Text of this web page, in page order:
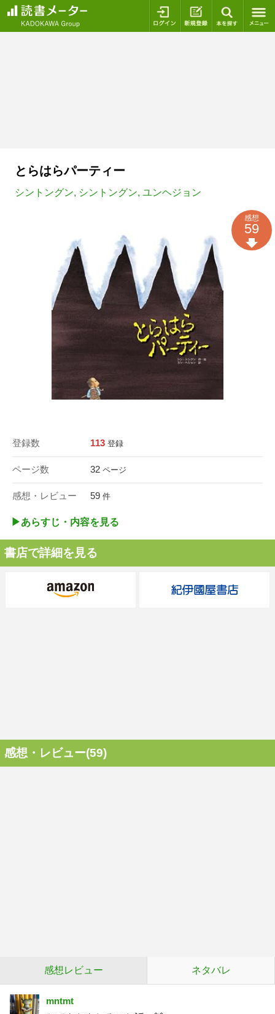
ログイン 新規登録
とらはらパーティー
シントングン, シントングン, ユンヘジョン
登録数 113 登録
ページ数 32 ページ
感想・レビュー 59 件
感想
59
▶︎あらすじ・内容を見る
書店で詳細を見る
感想・レビュー(59)
感想レビュー ネタバレ
mntmt